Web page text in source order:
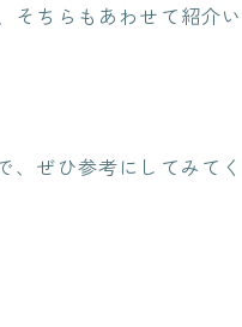
そちらもあわせて紹介い
、ぜひ参考にしてみてく